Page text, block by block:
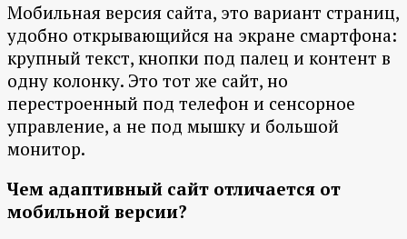
Мобильная версия сайта, это вариант страниц,
удобно открывающийся на экране смартфона:
крупный текст, кнопки под палец и контент в
одну колонку. Это тот же сайт, но
перестроенный под телефон и сенсорное
управление, а не под мышку и большой
монитор.
Чем адаптивный сайт отличается от
мобильной версии?